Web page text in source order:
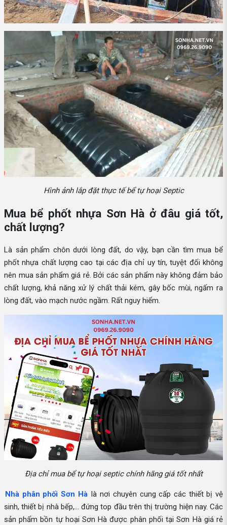
Hình ảnh lắp đặt thực tế bể tự hoại Septic
Mua bể phốt nhựa Sơn Hà ở đâu giá tốt,
chất lượng?
Là sản phẩm chôn dưới lòng đất, do vậy, bạn cần tìm mua bể
phốt nhựa chất lượng cao tại các địa chỉ uy tín, tuyệt đối không
nên mua sản phẩm giá rẻ. Bởi các sản phẩm này không đảm bảo
chất lượng, khả năng xử lý chất thải kém, gây bốc mùi, ngấm ra
lòng đất, vào mạch nước ngầm. Rất nguy hiểm.
Địa chỉ mua bể tự hoại septic chính hãng giá tốt nhất
Nhà phân phối Sơn Hà là nơi chuyên cung cấp các thiết bị vệ
sinh, thiết bị nhà bếp,... đứng top đầu trên thị trường hiện nay. Các
sản phẩm bồn tự hoại Sơn Hà được phân phối tại Sơn Hà giá rẻ